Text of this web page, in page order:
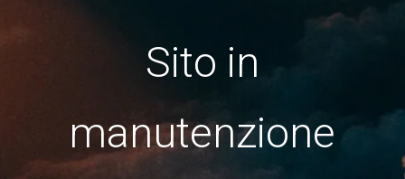
Sito in
manutenzione